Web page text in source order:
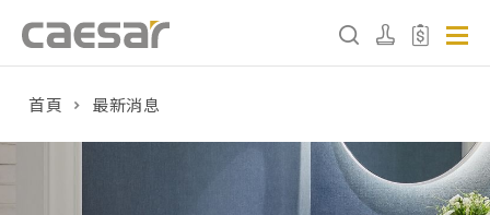
首頁 最新消息